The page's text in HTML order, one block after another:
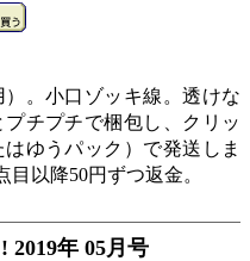
。小口ゾッキ線。透けな
チプチで梱包し、クリッ
ゆうパック）で発送しま
目以降50円ずつ返金。
2019年 05月号